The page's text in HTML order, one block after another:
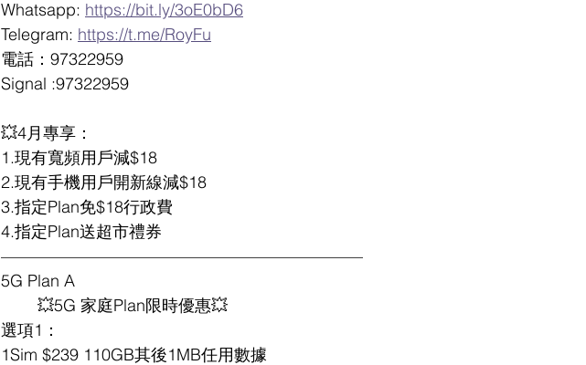
Whatsapp: https://bit.ly/3oE0bD6
Telegram: https://t.me/RoyFu
電話：97322959
Signal :97322959
💥4月專享：
1.現有寬頻用戶減$18
2.現有手機用戶開新線減$18
3.指定Plan免$18行政費
4.指定Plan送超市禮券
——————————————————————
5G Plan A
        💥5G 家庭Plan限時優惠💥
選項1：
1Sim $239 110GB其後1MB任用數據